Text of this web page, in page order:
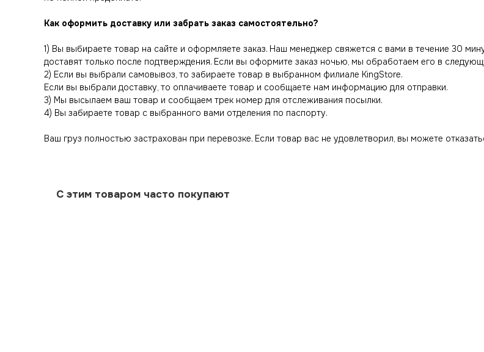
Как оформить доставку или забрать заказ самостоятельно?
1) Вы выбираете товар на сайте и оформляете заказ. Наш менеджер свяжется с вами в течение 30
доставят только после подтверждения. Если вы оформите заказ ночью, мы обработаем его в
2) Если вы выбрали самовывоз, то забираете товар в выбранном филиале KingStore.
Если вы выбрали доставку, то оплачиваете товар и сообщаете нам информацию для отправки.
3) Мы высылаем ваш товар и сообщаем трек номер для отслеживания посылки.
4) Вы забираете товар с выбранного вами отделения по паспорту.
Ваш груз полностью застрахован при перевозке. Если товар вас не удовлетворил, вы можете
С этим товаром часто покупают